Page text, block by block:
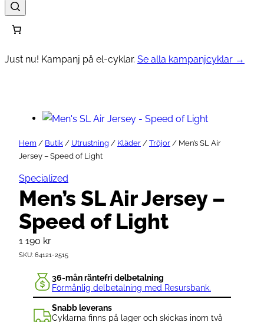
Just nu! Kampanj på el-cyklar. Se alla kampanjcyklar →
Hem / Butik / Utrustning / Kläder / Tröjor / Men’s SL Air
Jersey – Speed of Light
Specialized
Men’s SL Air Jersey –
Speed of Light
1 190 kr
SKU: 64121-2515
36-mån räntefri delbetalning
Förmånlig delbetalning med Resursbank.
Snabb leverans
Cyklarna finns på lager och skickas inom två